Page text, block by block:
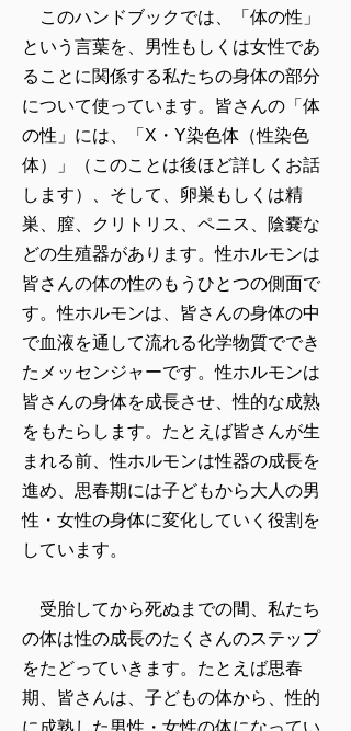
このハンドブックでは、「体の性」
という言葉を、男性もしくは女性であ
ることに関係する私たちの身体の部分
について使っています。皆さんの「体
の性」には、「X・Y染色体（性染色
体）」（このことは後ほど詳しくお話
します）、そして、卵巣もしくは精
巣、膣、クリトリス、ペニス、陰嚢な
どの生殖器があります。性ホルモンは
皆さんの体の性のもうひとつの側面で
す。性ホルモンは、皆さんの身体の中
で血液を通して流れる化学物質ででき
たメッセンジャーです。性ホルモンは
皆さんの身体を成長させ、性的な成熟
をもたらします。たとえば皆さんが生
まれる前、性ホルモンは性器の成長を
進め、思春期には子どもから大人の男
性・女性の身体に変化していく役割を
しています。
受胎してから死ぬまでの間、私たち
の体は性の成長のたくさんのステップ
をたどっていきます。たとえば思春
期、皆さんは、子どもの体から、性的
に成熟した男性・女性の体になってい